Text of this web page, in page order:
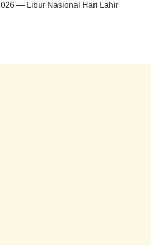
— Libur Nasional Hari Lahir